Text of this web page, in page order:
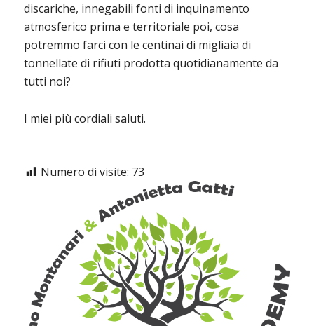
discariche, innegabili fonti di inquinamento
atmosferico prima e territoriale poi, cosa
potremmo farci con le centinai di migliaia di
tonnellate di rifiuti prodotta quotidianamente da
tutti noi?
I miei più cordiali saluti.
Numero di visite: 73